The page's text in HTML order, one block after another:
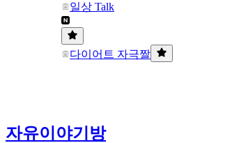
일상 Talk
다이어트 자극짤
자유이야기방